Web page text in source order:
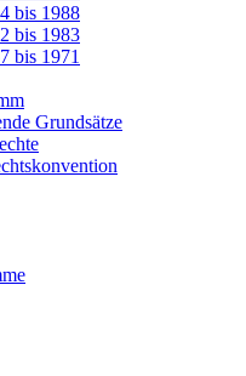
bis 1988
bis 1983
bis 1971
Grund­sät­ze